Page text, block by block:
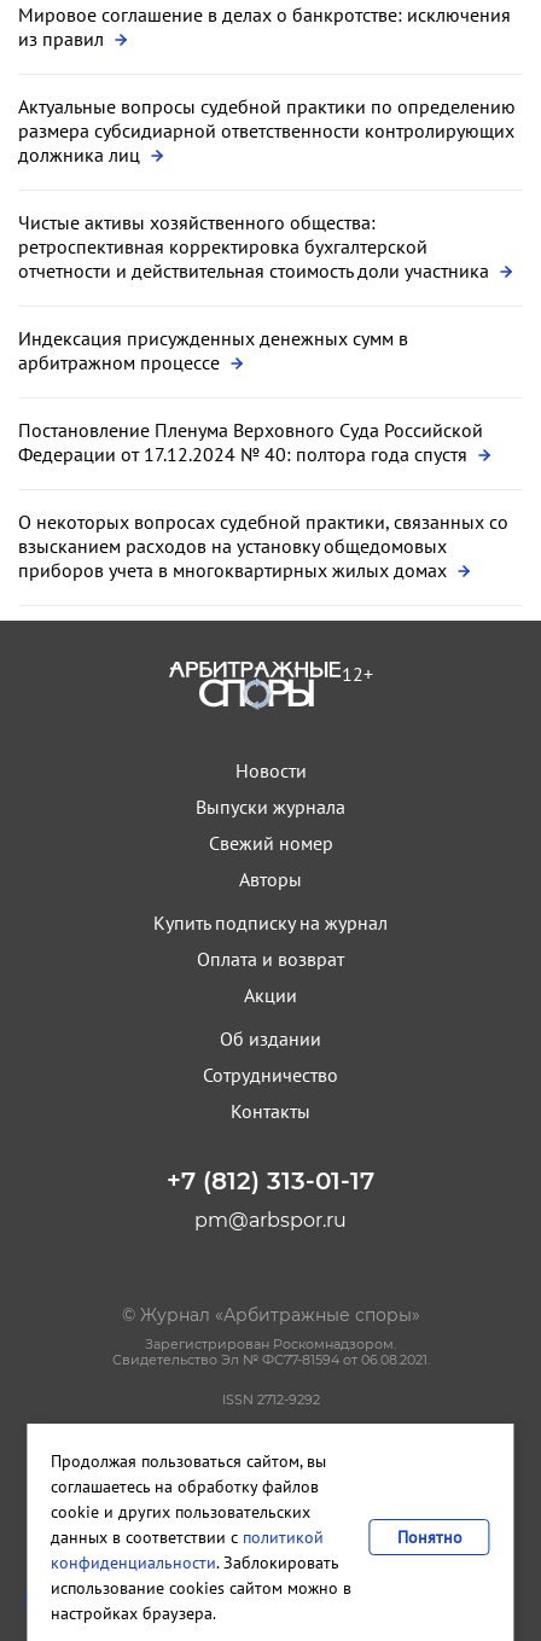
Мировое соглашение в делах о банкротстве: исключения
из правил
Актуальные вопросы судебной практики по определению
размера субсидиарной ответственности контролирующих
должника лиц
Чистые активы хозяйственного общества:
ретроспективная корректировка бухгалтерской
отчетности и действительная стоимость доли участника
Индексация присужденных денежных сумм в
арбитражном процессе
Постановление Пленума Верховного Суда Российской
Федерации от 17.12.2024 № 40: полтора года спустя
О некоторых вопросах судебной практики, связанных со
взысканием расходов на установку общедомовых
приборов учета в многоквартирных жилых домах
12+
Новости
Выпуски журнала
Свежий номер
Авторы
Купить подписку на журнал
Оплата и возврат
Акции
Об издании
Сотрудничество
Контакты
+7 (812) 313-01-17
pm@arbspor.ru
© Журнал «Арбитражные споры»
Зарегистрирован Роскомнадзором.
Свидетельство Эл № ФС77-81594 от 06.08.2021.
ISSN 2712-9292
Пользовательское соглашение
Правила использования материалов сайта
Сделано вCetera
Издательство и редакция ООО "КАДИС"
Санкт-Петербург ,Петроградская набережная, дом 22, литера А,
Продолжая пользоваться сайтом, вы
соглашаетесь на обработку файлов
cookie и других пользовательских
данных в соответствии с политикой
конфиденциальности. Заблокировать
использование cookies сайтом можно в
настройках браузера.
Понятно